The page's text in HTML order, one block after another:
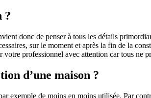
?
donc de penser à tous les détails
sur le moment et après la fin de la
professionnel avec attention car tous ne
d’une maison ?
exemple de moins en moins utilisée. Par